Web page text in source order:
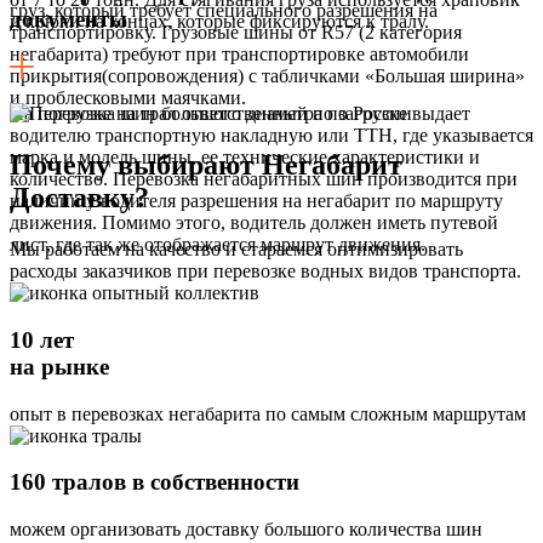
и крюки на концах, которые фиксируются к тралу.
груз, который требует специального разрешения на
транспортировку. Грузовые шины от R57 (2 категория
негабарита) требуют при транспортировке автомобили
прикрытия(сопровождения) с табличками «Большая ширина»
и проблесковыми маячками.
документы
На погрузке на трал ответственный по загрузке выдает
водителю транспортную накладную или ТТН, где указывается
марка и модель шины, ее технические характеристики и
количество. Перевозка негабаритных шин производится при
наличии у водителя разрешения на негабарит по маршруту
движения. Помимо этого, водитель должен иметь путевой
лист, где так же отображается маршрут движения.
Почему выбирают Негабарит
Доставку?
Мы работаем на качество и стараемся оптимизировать
расходы заказчиков при перевозке водных видов транспорта.
10 лет
на рынке
опыт в перевозках негабарита по самым сложным маршрутам
160 тралов в собственности
можем организовать доставку большого количества шин